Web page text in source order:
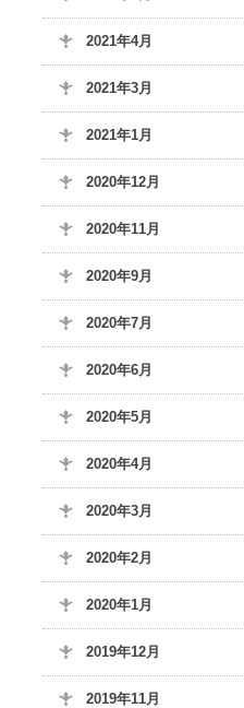
2021年4月
2021年3月
2021年1月
2020年12月
2020年11月
2020年9月
2020年7月
2020年6月
2020年5月
2020年4月
2020年3月
2020年2月
2020年1月
2019年12月
2019年11月